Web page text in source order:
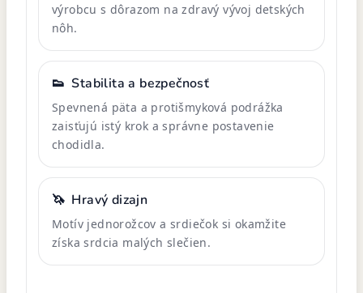
výrobcu s dôrazom na zdravý vývoj detských
nôh.
👟 Stabilita a bezpečnosť
Spevnená päta a protišmyková podrážka
zaisťujú istý krok a správne postavenie
chodidla.
🦄 Hravý dizajn
Motív jednorožcov a srdiečok si okamžite
získa srdcia malých slečien.